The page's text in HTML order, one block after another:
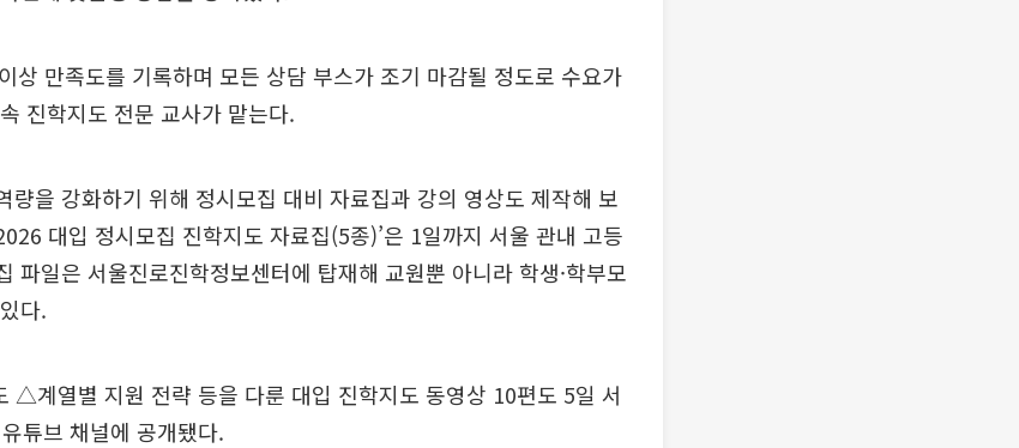
상 만족도를 기록하며 모든 상담 부스가 조기 마감될 정도로 수요가
진학지도 전문 교사가 맡는다.
량을 강화하기 위해 정시모집 대비 자료집과 강의 영상도 제작해 보
대입 정시모집 진학지도 자료집(5종)’은 1일까지 서울 관내 고등
파일은 서울진로진학정보센터에 탑재해 교원뿐 아니라 학생·학부모
다.
△계열별 지원 전략 등을 다룬 대입 진학지도 동영상 10편도 5일 서
튜브 채널에 공개됐다.